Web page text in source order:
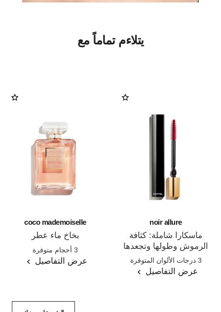
يتلاءم تماماً مع
noir allure
ماسكارا شاملة: كثافة
الرموش وطولها وتجعدها
وتحديدها
المرجع 190010
3 درجات الألوان المتوفرة
عرض التفاصيل
coco mademoiselle
بخاخ ماء عطر
3 أحجام متوفرة
عرض التفاصيل